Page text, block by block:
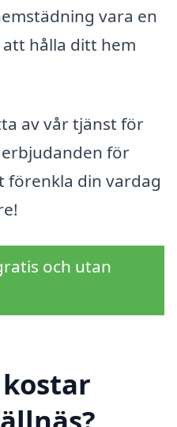
vara en
hålla ditt hem
av vår tjänst för
för
förenkla din vardag
och utan